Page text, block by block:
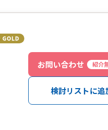
お問い合わせ 紹介
検討リストに追